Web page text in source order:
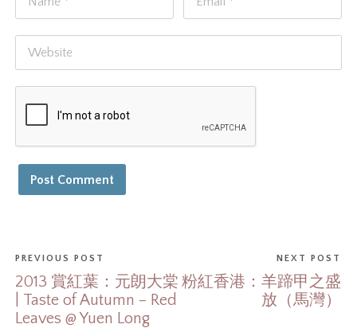
PREVIOUS POST
2013 賞紅葉：元朗大棠
| Taste of Autumn – Red
Leaves @ Yuen Long
NEXT POST
粉紅香港：羊蹄甲之盛
放（馬灣）